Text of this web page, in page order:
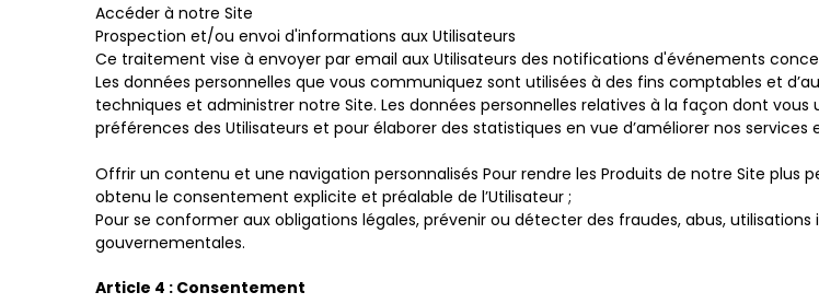
Accéder à notre Site
Prospection et/ou envoi d'informations aux Utilisateurs
Ce traitement vise à envoyer par email aux Utilisateurs des notifications d'événements
Les données personnelles que vous communiquez sont utilisées à des fins comptables et
techniques et administrer notre Site. Les données personnelles relatives à la façon dont
préférences des Utilisateurs et pour élaborer des statistiques en vue d’améliorer nos
Offrir un contenu et une navigation personnalisés Pour rendre les Produits de notre Site plus
obtenu le consentement explicite et préalable de l’Utilisateur ;
Pour se conformer aux obligations légales, prévenir ou détecter des fraudes, abus,
gouvernementales.
Article 4 : Consentement